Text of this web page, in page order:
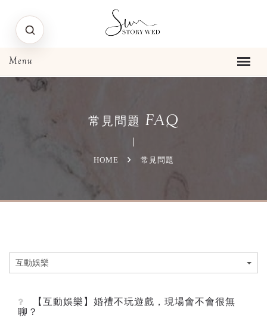
常見問題 FAQ
HOME 常見問題
互動娛樂
【互動娛樂】婚禮不玩遊戲，現場會不會很無
聊？